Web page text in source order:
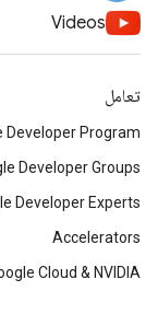
Videos
تعامل
Developer Program
Developer Groups
Developer Experts
Accelerators
Cloud & NVIDIA